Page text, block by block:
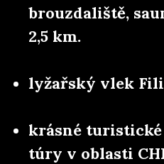
brouzdaliště,
2,5 km.
lyžařský vlek
krásné
túry v oblasti